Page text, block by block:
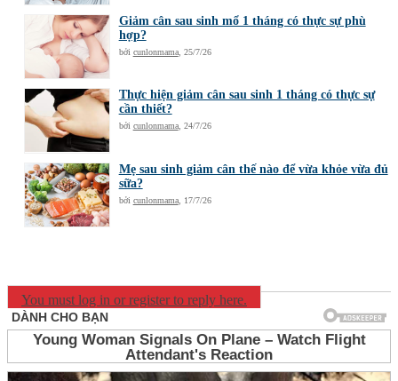
Giảm cân sau sinh mổ 1 tháng có thực sự phù
hợp?
bởi cunlonmama, 25/7/26
Thực hiện giảm cân sau sinh 1 tháng có thực sự
cần thiết?
bởi cunlonmama, 24/7/26
Mẹ sau sinh giảm cân thế nào để vừa khỏe vừa đủ
sữa?
bởi cunlonmama, 17/7/26
You must log in or register to reply here.